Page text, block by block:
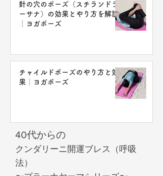
針の穴のポーズ（スチランドラ
ーサナ）の効果とやり方を解説
│ヨガポーズ
チャイルドポーズのやり方と効
果│ヨガポーズ
40代からの
クンダリーニ開運ブレス（呼吸
法）